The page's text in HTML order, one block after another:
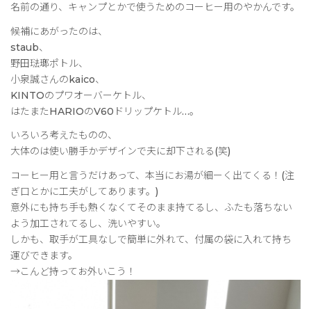
名前の通り、キャンプとかで使うためのコーヒー用のやかんです。
候補にあがったのは、
staub、
野田琺瑯ポトル、
小泉誠さんのkaico、
KINTOのプワオーバーケトル、
はたまたHARIOのV60ドリップケトル…。
いろいろ考えたものの、
大体のは使い勝手かデザインで夫に却下される(笑)
コーヒー用と言うだけあって、本当にお湯が細ーく出てくる！(注
ぎ口とかに工夫がしてあります。)
意外にも持ち手も熱くなくてそのまま持てるし、ふたも落ちない
よう加工されてるし、洗いやすい。
しかも、取手が工具なしで簡単に外れて、付属の袋に入れて持ち
運びできます。
→こんど持ってお外いこう！